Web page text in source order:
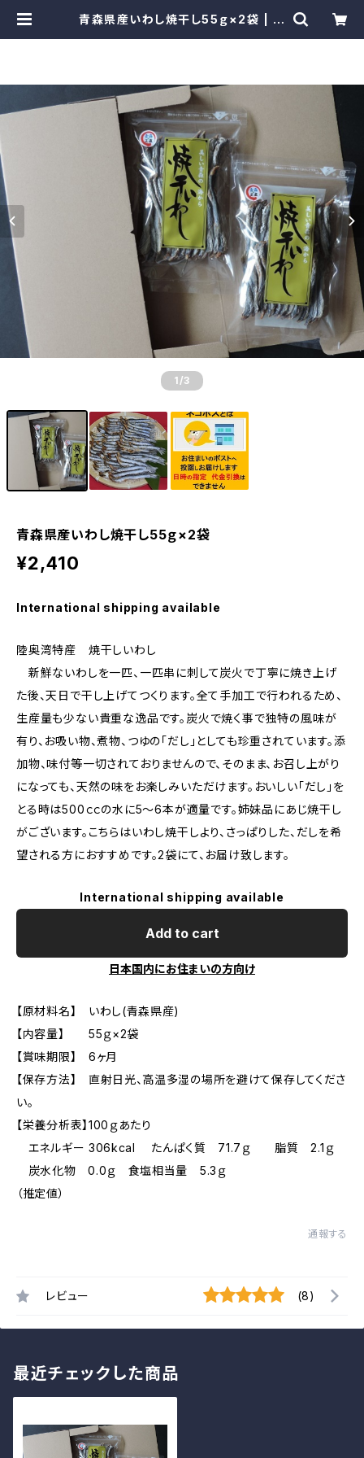
青森県産いわし焼干し55ｇ×2袋 | み
1 /3
青森県産いわし焼干し55ｇ×2袋
¥2,410
International shipping available
陸奥湾特産 焼干しいわし
新鮮ないわしを一匹、一匹串に刺して炭火で丁寧に焼き上げ
た後、天日で干し上げてつくります。全て手加工で行われるため、
生産量も少ない貴重な逸品です。炭火で焼く事で独特の風味が
有り、お吸い物、煮物、つゆの「だし」としても珍重されています。添
加物、味付等一切されておりませんので、そのまま、お召し上がり
になっても、天然の味をお楽しみいただけます。おいしい「だし」を
とる時は500ｃｃの水に5～6本が適量です。姉妹品にあじ焼干し
がございます。こちらはいわし焼干しより、さっぱりした、だしを希
望される方におすすめです。2袋にて、お届け致します。
International shipping available
Add to cart
日本国内にお住まいの方向け
【原材料名】 いわし(青森県産)
【内容量】 55ｇ×2袋
【賞味期限】 6ヶ月
【保存方法】 直射日光、高温多湿の場所を避けて保存してくださ
い。
【栄養分析表】100ｇあたり
エネルギー 306kcal たんぱく質 71.7ｇ 脂質 2.1ｇ
炭水化物 0.0ｇ 食塩相当量 5.3ｇ
（推定値）
通報する
レビュー (8)
最近チェックした商品